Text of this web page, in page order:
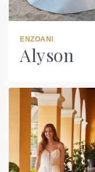
ENZOANI
Alyson